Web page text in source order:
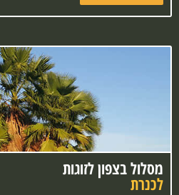
מסלול בצפון לזוגות
לכנרת